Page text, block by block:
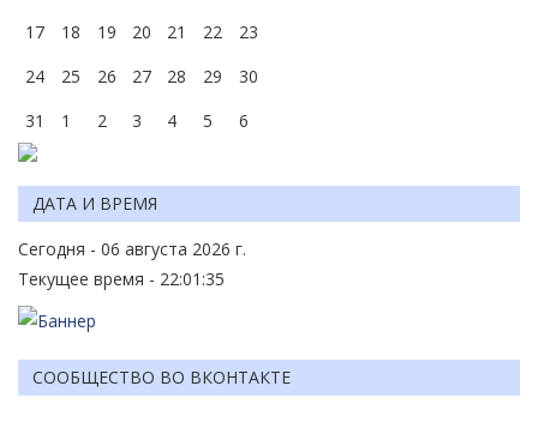
17
18 19 20 21 22
23
24
25 26 27 28 29
30
31
1 2 3 4 5 6
ДАТА И ВРЕМЯ
Сегодня - 06 августа 2026 г.
Текущее время - 22:01:35
СООБЩЕСТВО ВО ВКОНТАКТЕ